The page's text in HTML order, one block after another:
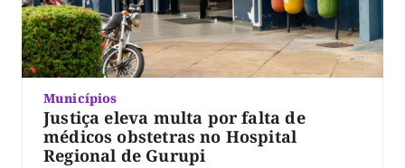
Municípios
Justiça eleva multa por falta de
médicos obstetras no Hospital
Regional de Gurupi